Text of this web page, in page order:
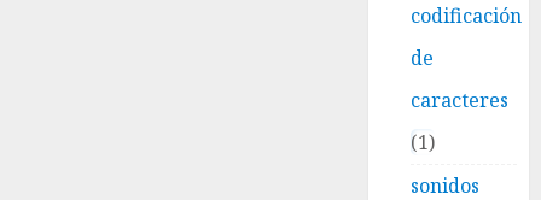
codificación
de
caracteres
1
sonidos